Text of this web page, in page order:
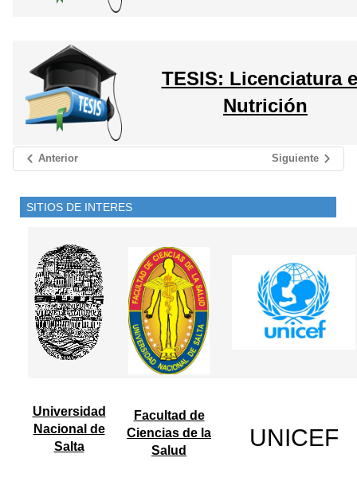
TESIS: Licenciatura
Nutrición
Anterior Siguiente
SITIOS DE INTERES
Universidad
Nacional de
Salta
Facultad de
Ciencias de la
Salud
UNICEF